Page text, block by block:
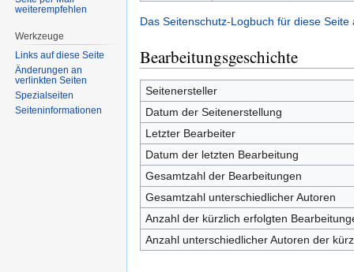
Das Seitenschutz-Logbuch für diese Seite
Bearbeitungsgeschichte
Seitenersteller
Datum der Seitenerstellung
Letzter Bearbeiter
Datum der letzten Bearbeitung
Gesamtzahl der Bearbeitungen
Gesamtzahl unterschiedlicher Autoren
Anzahl der kürzlich erfolgten
Anzahl unterschiedlicher Autoren der
weiterempfehlen
Werkzeuge
Links auf diese Seite
Änderungen an
verlinkten Seiten
Spezialseiten
Seiten­informationen